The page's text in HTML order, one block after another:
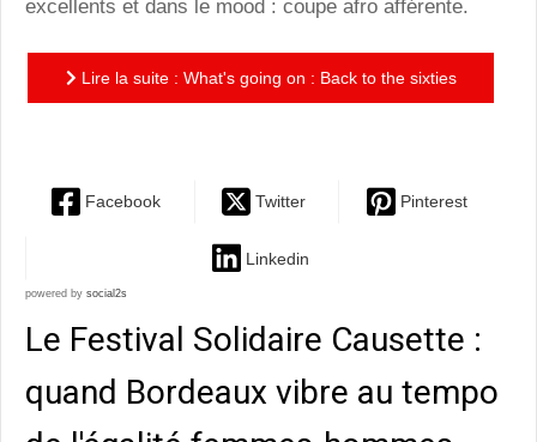
excellents et dans le mood : coupe afro afférente.
Lire la suite : What's going on : Back to the sixties
Facebook Twitter Pinterest
Linkedin
powered by social2s
Le Festival Solidaire Causette :
quand Bordeaux vibre au tempo